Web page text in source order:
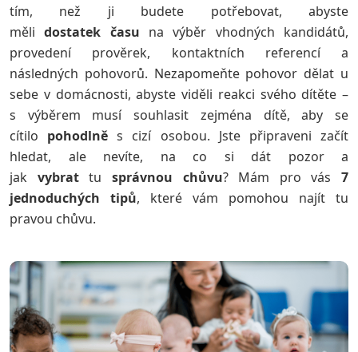
tím, než ji budete potřebovat, abyste
mělidostatek času na výběr vhodných kandidátů,
provedení prověrek, kontaktních referencí a
následných pohovorů. Nezapomeňte pohovor dělat u
sebe v domácnosti, abyste viděli reakci svého dítěte –
s výběrem musí souhlasit zejména dítě, aby se
cítilo pohodlně s cizí osobou. Jste připraveni začít
hledat, ale nevíte, na co si dát pozor a
jak vybrattu správnou chůvu? Mám pro vás 7
jednoduchých tipů, které vám pomohou najít tu
pravou chůvu.